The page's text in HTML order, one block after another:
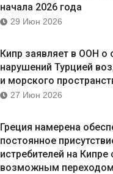
начала 2026 года
29 Июн 2026
Кипр заявляет в ООН о
нарушений Турцией
и морского
27 Июн 2026
Греция намерена
постоянное
истребителей на Кипре
возможным